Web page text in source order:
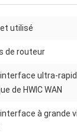
et utilisé
de routeur
ultra-
de HWIC WAN
à grande